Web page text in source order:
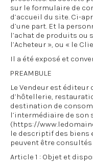
sur le formulaire de
d’accueil du site. Ci-
d’une part. Et la
l’achat de produits ou
l’Acheteur », ou « le
Il a été exposé et
PREAMBULE
Le Vendeur est
d’hôtellerie,
destination de
l’intermédiaire de son
(https://
le descriptif des biens
peuvent être
Article 1 : Objet et